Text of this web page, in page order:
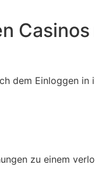
Casinos
dem Einloggen
zu einem